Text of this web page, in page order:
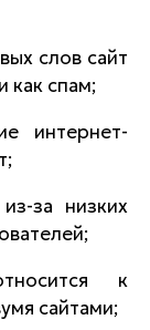
слов сайт
как спам;
интернет-
за низких
к
сайтами;